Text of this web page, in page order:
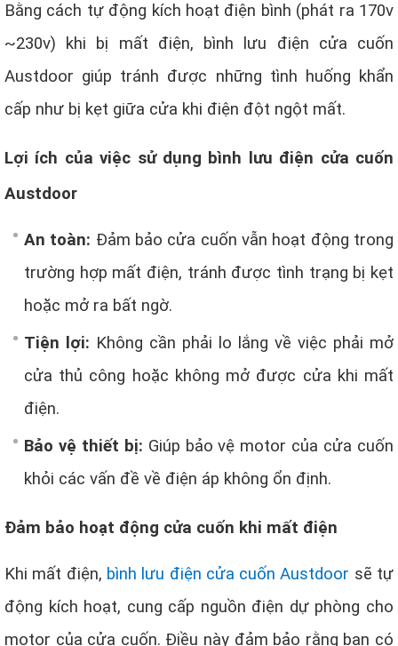
Bằng cách tự động kích hoạt điện bình (phát ra 170v
~230v) khi bị mất điện, bình lưu điện cửa cuốn
Austdoor giúp tránh được những tình huống khẩn
cấp như bị kẹt giữa cửa khi điện đột ngột mất.
Lợi ích của việc sử dụng bình lưu điện cửa cuốn
Austdoor
An toàn: Đảm bảo cửa cuốn vẫn hoạt động trong
trường hợp mất điện, tránh được tình trạng bị kẹt
hoặc mở ra bất ngờ.
Tiện lợi: Không cần phải lo lắng về việc phải mở
cửa thủ công hoặc không mở được cửa khi mất
điện.
Bảo vệ thiết bị: Giúp bảo vệ motor của cửa cuốn
khỏi các vấn đề về điện áp không ổn định.
Đảm bảo hoạt động cửa cuốn khi mất điện
Khi mất điện, bình lưu điện cửa cuốn Austdoor sẽ tự
động kích hoạt, cung cấp nguồn điện dự phòng cho
motor của cửa cuốn. Điều này đảm bảo rằng bạn có